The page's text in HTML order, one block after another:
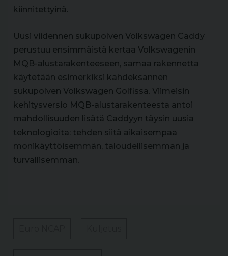
kiinnitettyinä.
Uusi viidennen sukupolven Volkswagen Caddy
perustuu ensimmäistä kertaa Volkswagenin
MQB-alustarakenteeseen, samaa rakennetta
käytetään esimerkiksi kahdeksannen
sukupolven Volkswagen Golfissa. Viimeisin
kehitysversio MQB-alustarakenteesta antoi
mahdollisuuden lisätä Caddyyn täysin uusia
teknologioita: tehden siitä aikaisempaa
monikäyttöisemmän, taloudellisemman ja
turvallisemman.